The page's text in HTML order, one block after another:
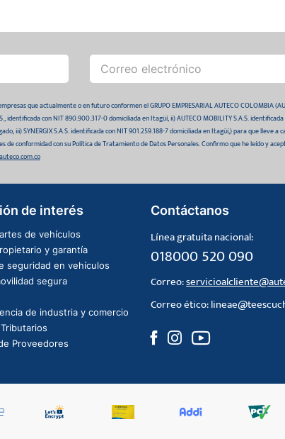
que actualmente o en futuro conformen el GRUPO EMPRESARIAL AUTECO COLOMBIA
identificada con NIT 890.900.317-0 domiciliada en Itagüí, ii) AUTECO MOBILITY S.A.S.
iii) SYNERGIX S.A.S. identificada con NIT 901.259.188-7 domiciliada en Itagüí,) para que lleve a
de conformidad con su Política de Tratamiento de Datos Personales. Confirmo que he leído y
de interés
de vehículos
y garantía
seguridad en vehículos
segura
de industria y comercio
Proveedores
Contáctanos
Línea gratuita nacional:
018000 520 090
Correo:
Correo ético: